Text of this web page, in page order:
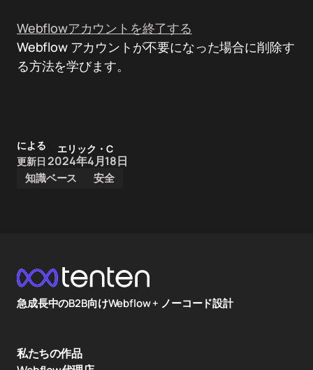
Webflowアカウントを終了する
Webflow アカウントが不要になった場合に削除す
る方法を学びます。
による
エリック・C
更新日 2024年4月18日
知識ベース 安全
急成長中のB2B向けWebflow + ノーコード設計
私たちの作品